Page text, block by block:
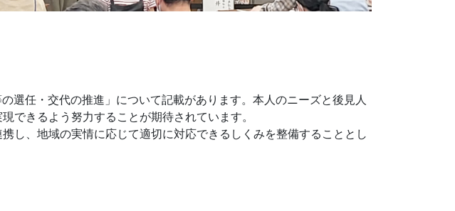
選任・交代の推進」について記載があります。本人のニーズと後見人
できるよう努力することが期待されています。
し、地域の実情に応じて適切に対応できるしくみを整備することとし